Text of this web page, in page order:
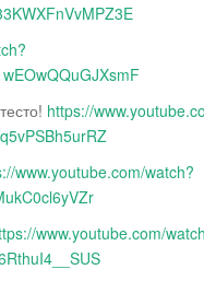
https://
www.youtube.com/watch?
www.youtube.com/